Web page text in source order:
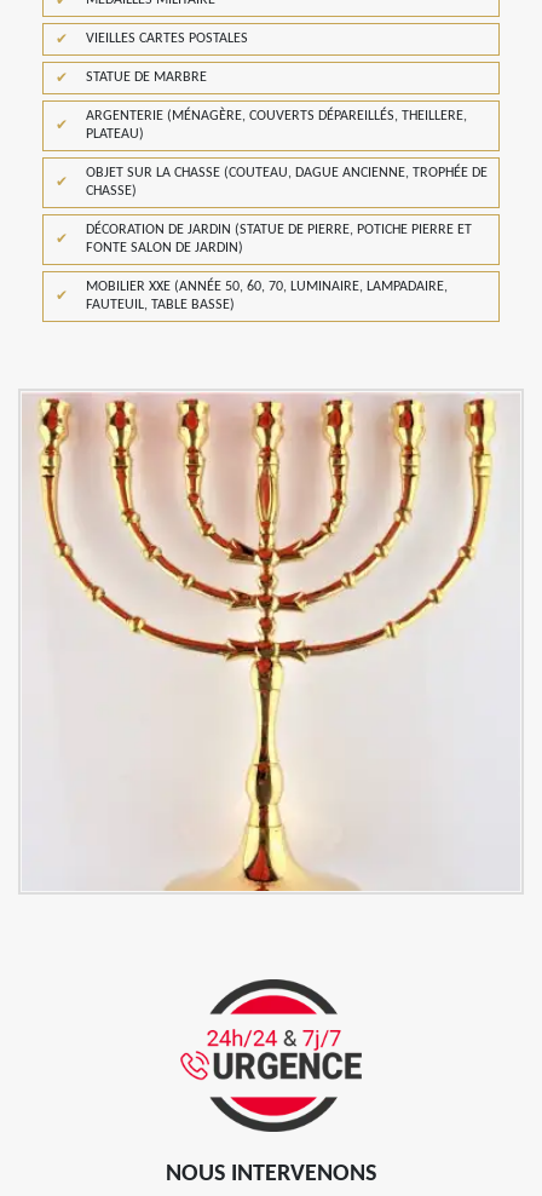
VIEILLES CARTES POSTALES
STATUE DE MARBRE
ARGENTERIE (MÉNAGÈRE, COUVERTS DÉPAREILLÉS, THEILLERE,
PLATEAU)
OBJET SUR LA CHASSE (COUTEAU, DAGUE ANCIENNE, TROPHÉE DE
CHASSE)
DÉCORATION DE JARDIN (STATUE DE PIERRE, POTICHE PIERRE ET
FONTE SALON DE JARDIN)
MOBILIER XXE (ANNÉE 50, 60, 70, LUMINAIRE, LAMPADAIRE,
FAUTEUIL, TABLE BASSE)
NOUS INTERVENONS